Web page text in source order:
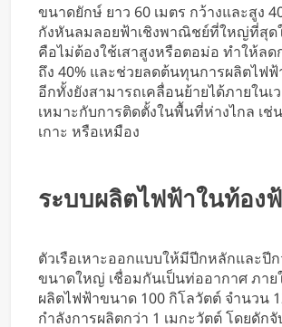
ขนาดยักษ์ ยาว 60 เมตร กว้างและสูง
กังหันลมลอยฟ้าเชิงพาณิชย์ที่ใหญ่ที่สุด
คือไม่ต้องใช้เสาสูงหรือตอม่อ ทำให้ลด
ถึง 40% และช่วยลดต้นทุนการผลิตไฟฟ้
อีกทั้งยังสามารถเคลื่อนย้ายได้ภายในเ
เหมาะกับการติดตั้งในพื้นที่ห่างไกล เช่
เกาะ หรือเหมือง
ระบบผลิตไฟฟ้าในท้อง
ตัวเรือเหาะออกแบบให้มีปีกหลักและปี
ขนาดใหญ่ เชื่อมกันเป็นท่ออากาศ ภา
ผลิตไฟฟ้าขนาด 100 กิโลวัตต์ จำนวน
กำลังการผลิตกว่า 1 เมกะวัตต์ โดยดัก